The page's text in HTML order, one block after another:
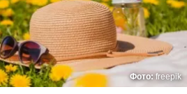
Фото: freepik